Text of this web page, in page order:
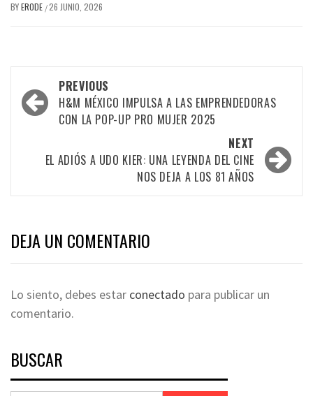
BYERODE /26 JUNIO, 2026
PREVIOUS
H&M MÉXICO IMPULSA A LAS EMPRENDEDORAS
CON LA POP-UP PRO MUJER 2025
NEXT
EL ADIÓS A UDO KIER: UNA LEYENDA DEL CINE
NOS DEJA A LOS 81 AÑOS
DEJA UN COMENTARIO
Lo siento, debes estar conectado para publicar un
comentario.
BUSCAR